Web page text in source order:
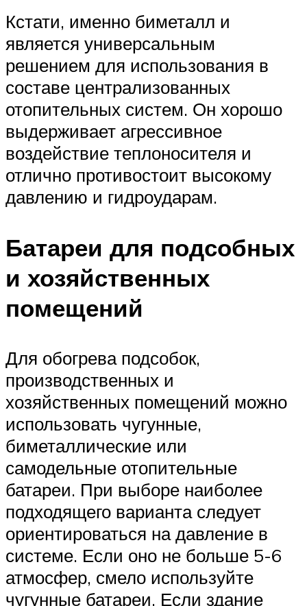
Кстати, именно биметалл и
является универсальным
решением для использования в
составе централизованных
отопительных систем. Он хорошо
выдерживает агрессивное
воздействие теплоносителя и
отлично противостоит высокому
давлению и гидроударам.
Батареи для подсобных
и хозяйственных
помещений
Для обогрева подсобок,
производственных и
хозяйственных помещений можно
использовать чугунные,
биметаллические или
самодельные отопительные
батареи. При выборе наиболее
подходящего варианта следует
ориентироваться на давление в
системе. Если оно не больше 5-6
атмосфер, смело используйте
чугунные батареи. Если здание